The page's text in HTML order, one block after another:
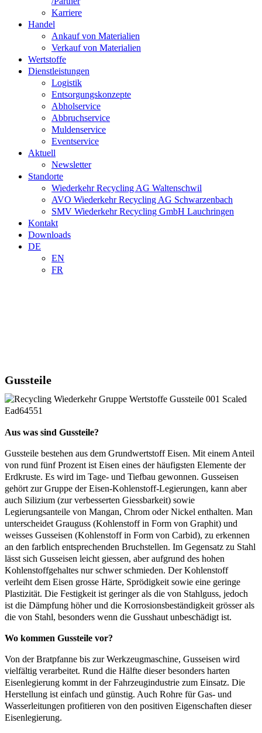
Karriere
Handel
Ankauf von Materialien
Verkauf von Materialien
Wertstoffe
Dienstleistungen
Logistik
Entsorgungskonzepte
Abholservice
Abbruchservice
Muldenservice
Eventservice
Aktuell
Newsletter
Standorte
Wiederkehr Recycling AG Waltenschwil
AVO Wiederkehr Recycling AG Schwarzenbach
SMV Wiederkehr Recycling GmbH Lauchringen
Kontakt
Downloads
DE
EN
FR
Gussteile
Aus was sind Gussteile?
Gussteile bestehen aus dem Grundwertstoff Eisen. Mit einem Anteil
von rund fünf Prozent ist Eisen eines der häufigsten Elemente der
Erdkruste. Es wird im Tage- und Tiefbau gewonnen. Gusseisen
gehört zur Gruppe der Eisen-Kohlenstoff-Legierungen, kann aber
auch Silizium (zur verbesserten Giessbarkeit) sowie
Legierungsanteile von Mangan, Chrom oder Nickel enthalten. Man
unterscheidet Grauguss (Kohlenstoff in Form von Graphit) und
weisses Gusseisen (Kohlenstoff in Form von Carbid), zu erkennen
an den farblich entsprechenden Bruchstellen. Im Gegensatz zu Stahl
lässt sich Gusseisen leicht giessen, aber aufgrund des hohen
Kohlenstoffgehaltes nur schwer schmieden. Der Kohlenstoff
verleiht dem Eisen grosse Härte, Sprödigkeit sowie eine geringe
Plastizität. Die Festigkeit ist geringer als die von Stahlguss, jedoch
ist die Dämpfung höher und die Korrosionsbeständigkeit grösser als
die von Stahl, besonders wenn die Gusshaut unbeschädigt ist.
Wo kommen Gussteile vor?
Von der Bratpfanne bis zur Werkzeugmaschine, Gusseisen wird
vielfältig verarbeitet. Rund die Hälfte dieser besonders harten
Eisenlegierung kommt in der Fahrzeugindustrie zum Einsatz. Die
Herstellung ist einfach und günstig. Auch Rohre für Gas- und
Wasserleitungen profitieren von den positiven Eigenschaften dieser
Eisenlegierung.